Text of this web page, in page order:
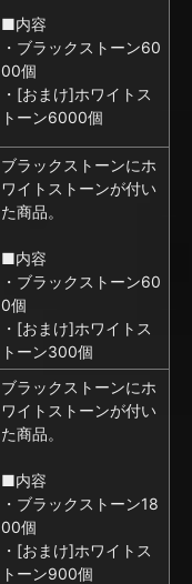
■内容
・ブラックストーン60
00個
・[おまけ]ホワイトス
トーン6000個
ブラックストーンにホ
ワイトストーンが付い
た商品。
■内容
・ブラックストーン60
0個
・[おまけ]ホワイトス
トーン300個
ブラックストーンにホ
ワイトストーンが付い
た商品。
■内容
・ブラックストーン18
00個
・[おまけ]ホワイトス
トーン900個